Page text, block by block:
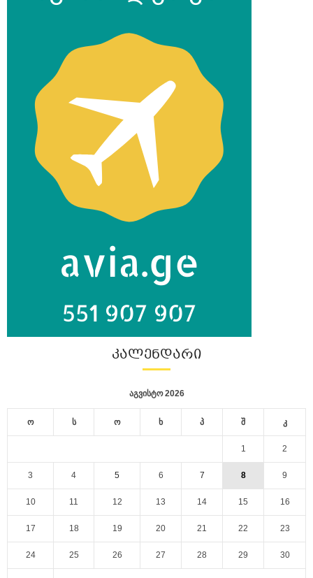
ᲙᲐᲚᲔᲜᲓᲐᲠᲘ
აგვისტო 2026
ო ს ო ხ პ შ კ
1 2
3 4 5 6 7 8 9
10 11 12 13 14 15 16
17 18 19 20 21 22 23
24 25 26 27 28 29 30